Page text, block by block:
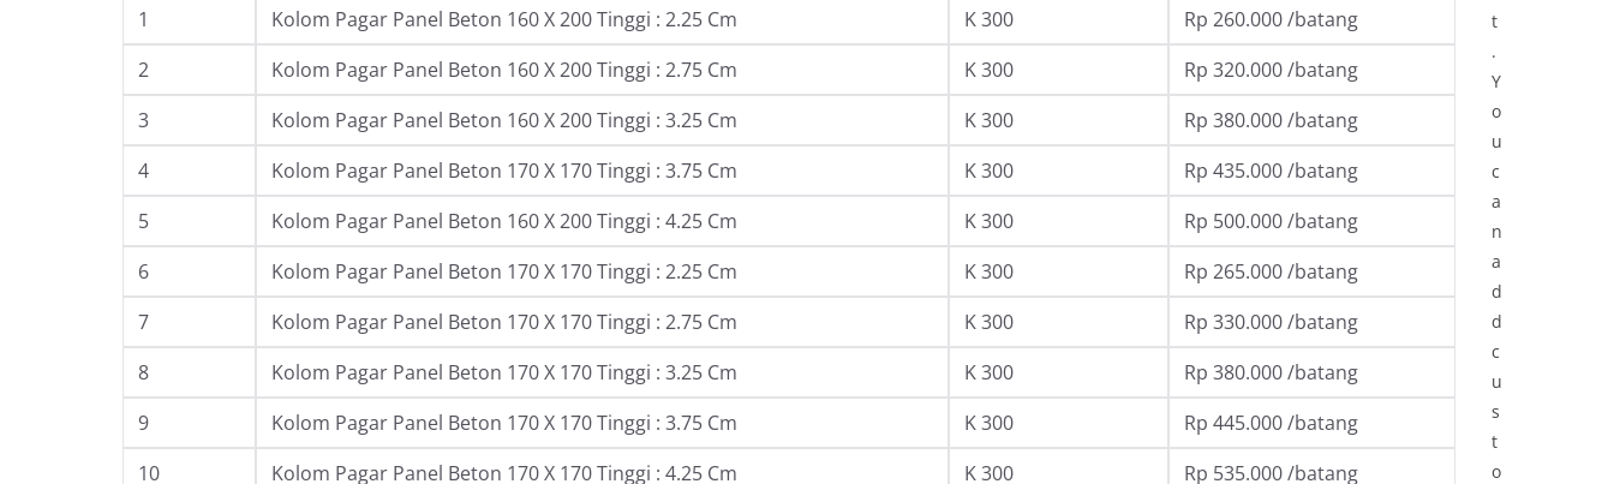
1
Kolom Pagar Panel Beton 160 X 200 Tinggi : 2.25 Cm K 300
Rp 260.000 /batang
2
Kolom Pagar Panel Beton 160 X 200 Tinggi : 2.75 Cm K 300
Rp 320.000 /batang
3
Kolom Pagar Panel Beton 160 X 200 Tinggi : 3.25 Cm K 300
Rp 380.000 /batang
4
Kolom Pagar Panel Beton 170 X 170 Tinggi : 3.75 Cm K 300
Rp 435.000 /batang
5
Kolom Pagar Panel Beton 160 X 200 Tinggi : 4.25 Cm K 300
Rp 500.000 /batang
6
Kolom Pagar Panel Beton 170 X 170 Tinggi : 2.25 Cm K 300
Rp 265.000 /batang
7
Kolom Pagar Panel Beton 170 X 170 Tinggi : 2.75 Cm K 300
Rp 330.000 /batang
8
Kolom Pagar Panel Beton 170 X 170 Tinggi : 3.25 Cm K 300
Rp 380.000 /batang
9
Kolom Pagar Panel Beton 170 X 170 Tinggi : 3.75 Cm K 300
Rp 445.000 /batang
10
Kolom Pagar Panel Beton 170 X 170 Tinggi : 4.25 Cm K 300 Rp 535.000 /batang
t
.
Y
o
u
c
a
n
a
d
d
c
u
s
t
o